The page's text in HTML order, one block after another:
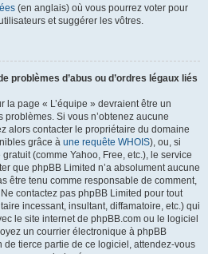
(en anglais) où vous pourrez voter pour
et suggérer les vôtres.
problèmes d’abus ou d’ordres légaux liés
la page « L’équipe » devraient être un
Si vous n’obtenez aucune
alors contacter le propriétaire du domaine
grâce à une requête WHOIS), ou, si
(comme Yahoo, Free, etc.), le service
que phpBB Limited n’a absolument aucune
être tenu comme responsable de comment,
contactez pas phpBB Limited pour tout
incessant, insultant, diffamatoire, etc.) qui
le site internet de phpBB.com ou le logiciel
un courrier électronique à phpBB
de tierce partie de ce logiciel, attendez-vous